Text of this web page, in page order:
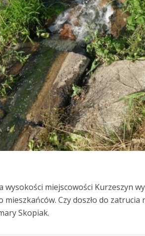
wysokości miejscowości Kurzeszyn
Czy doszło do
Skopiak.